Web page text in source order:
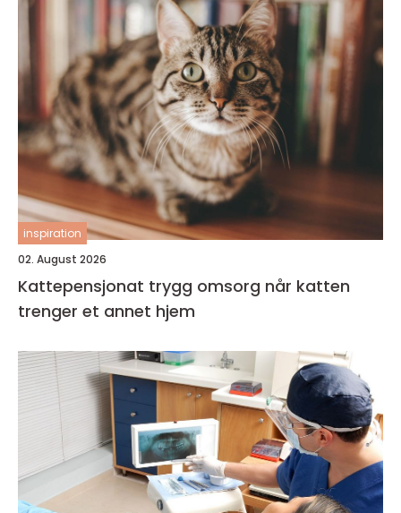
inspiration
02. August 2026
Kattepensjonat trygg omsorg når katten
trenger et annet hjem